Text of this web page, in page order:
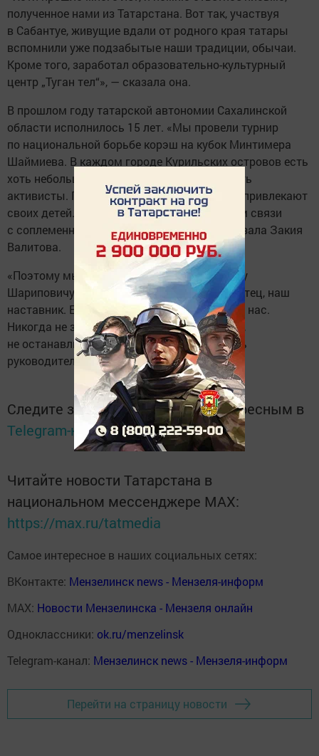
полученное нами из Татарстана. Вот так, участвуя
в Сабантуе, живущие вдали от родного края татары
вспомнили уже подзабытые наши традиции, обычаи.
Кроме того, заработал образовательно-культурный
центр „Туган тел“», — сказала она.
В прошлом году татарской автономии Сахалинской
области исполнилось 15 лет. «Мы провели турнир
по национальной борьбе корэш на кубок Минтимера
Шаймиева. В каждом городе Курильских островов есть
хоть небольшие татарские организации, есть
активисты. Приходит новое поколение, они привлекают
своих детей. Мы очень рады, что сохраняем связи
с соплеменниками в Татарстане», — рассказала Закия
Валитова.
«Поэтому мы очень благодарны Минтимеру
Шариповичу, мы гордимся им. Он нам как отец, наш
наставник. Его опыт был очень полезен для нас.
Никогда не забываю его слова "ты можешь,
не останавливайся, вперед!"», — поделилась
руководитель автономии.
Следите за самым важным и интересным в
Telegram-канале Татмедиа
Читайте новости Татарстана в
национальном мессенджере MАХ:
https://max.ru/tatmedia
Самое интересное в наших социальных сетях:
ВКонтакте: Мензелинск news - Мензеля-информ
MAX: Новости Мензелинска - Мензеля онлайн
Одноклассники: ok.ru/menzelinsk
Telegram-канал: Мензелинск news - Мензеля-информ
Перейти на страницу новости